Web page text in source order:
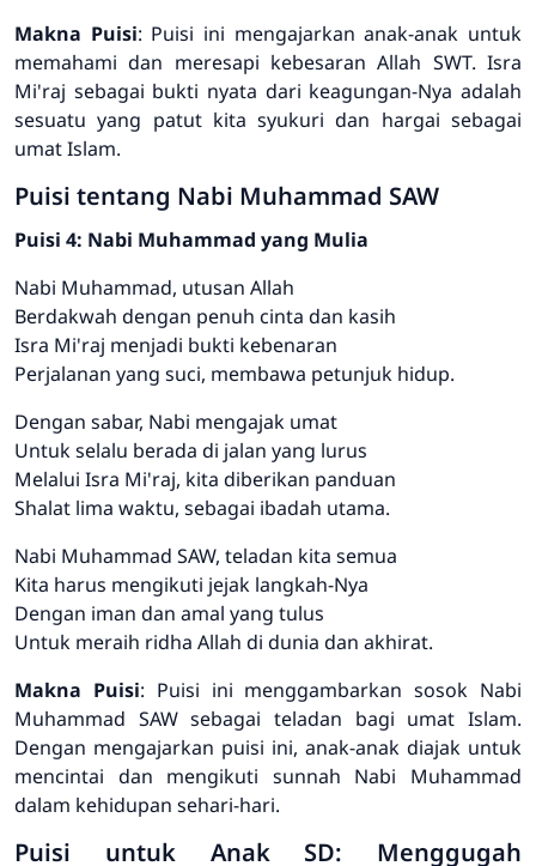
Makna Puisi: Puisi ini mengajarkan anak-anak untuk
memahami dan meresapi kebesaran Allah SWT. Isra
Mi'raj sebagai bukti nyata dari keagungan-Nya adalah
sesuatu yang patut kita syukuri dan hargai sebagai
umat Islam.
Puisi tentang Nabi Muhammad SAW
Puisi 4: Nabi Muhammad yang Mulia
Nabi Muhammad, utusan Allah
Berdakwah dengan penuh cinta dan kasih
Isra Mi'raj menjadi bukti kebenaran
Perjalanan yang suci, membawa petunjuk hidup.
Dengan sabar, Nabi mengajak umat
Untuk selalu berada di jalan yang lurus
Melalui Isra Mi'raj, kita diberikan panduan
Shalat lima waktu, sebagai ibadah utama.
Nabi Muhammad SAW, teladan kita semua
Kita harus mengikuti jejak langkah-Nya
Dengan iman dan amal yang tulus
Untuk meraih ridha Allah di dunia dan akhirat.
Makna Puisi: Puisi ini menggambarkan sosok Nabi
Muhammad SAW sebagai teladan bagi umat Islam.
Dengan mengajarkan puisi ini, anak-anak diajak untuk
mencintai dan mengikuti sunnah Nabi Muhammad
dalam kehidupan sehari-hari.
Puisi untuk Anak SD: Menggugah